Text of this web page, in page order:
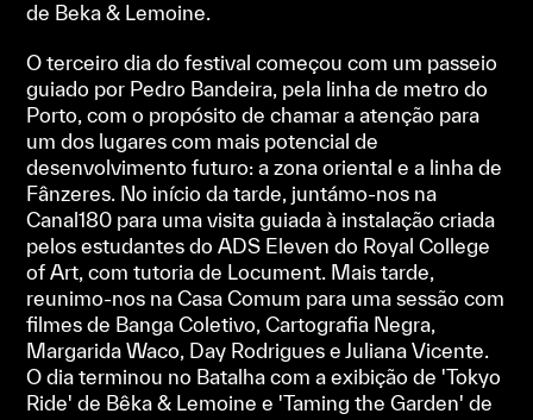
de Beka & Lemoine.
O terceiro dia do festival começou com um passeio
guiado por Pedro Bandeira, pela linha de metro do
Porto, com o propósito de chamar a atenção para
um dos lugares com mais potencial de
desenvolvimento futuro: a zona oriental e a linha de
Fânzeres. No início da tarde, juntámo-nos na
Canal180 para uma visita guiada à instalação criada
pelos estudantes do ADS Eleven do Royal College
of Art, com tutoria de Locument. Mais tarde,
reunimo-nos na Casa Comum para uma sessão com
filmes de Banga Coletivo, Cartografia Negra,
Margarida Waco, Day Rodrigues e Juliana Vicente.
O dia terminou no Batalha com a exibição de 'Tokyo
Ride' de Bêka & Lemoine e 'Taming the Garden' de